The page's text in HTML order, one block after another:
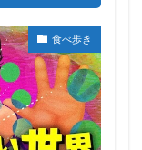
食べ歩き